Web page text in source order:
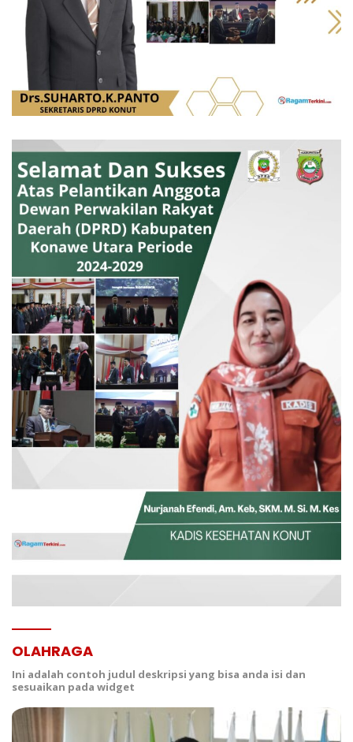
OLAHRAGA
Ini adalah contoh judul deskripsi yang bisa anda isi dan
sesuaikan pada widget